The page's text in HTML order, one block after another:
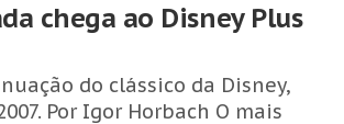
chega ao Disney Plus
do clássico da Disney,
Por Igor Horbach O mais